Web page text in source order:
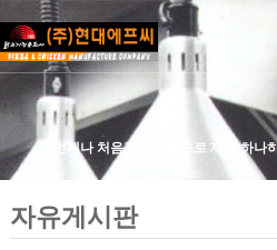
언제나 처음같은 마음으로 제품 하나
자유게시판